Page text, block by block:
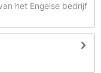
het Engelse bedrijf